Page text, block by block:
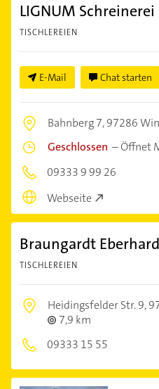
LIGNUM Schreinerei
TISCHLEREIEN
E-Mail Chat starten
Bahnberg 7,97286
Geschlossen –Öffnet
09333 9 99 26
Webseite
Braungardt
TISCHLEREIEN
Heidingsfelder Str. 9,
7,9 km
09333 15 55